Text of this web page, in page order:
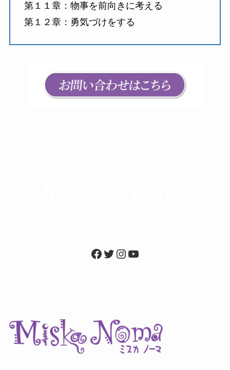
第１１章：物事を前向きに考える
第１２章：勇気づけをする
Facebook
Twitter
Instagram
YouTube